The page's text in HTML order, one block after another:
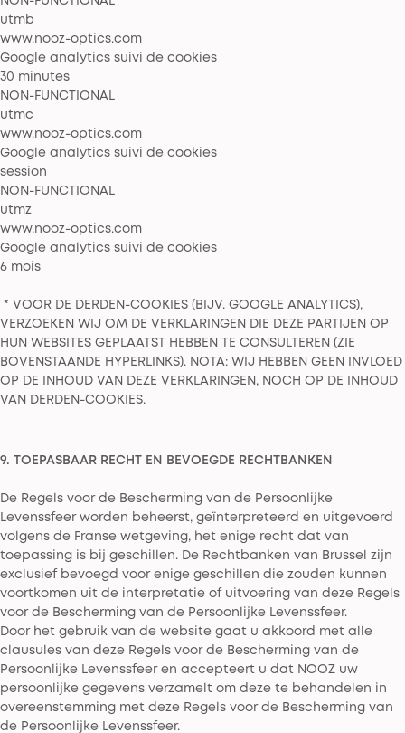
utmb
www.nooz-optics.com
Google analytics suivi de cookies
30 minutes
NON-FUNCTIONAL
utmc
www.nooz-optics.com
Google analytics suivi de cookies
session
NON-FUNCTIONAL
utmz
www.nooz-optics.com
Google analytics suivi de cookies
6 mois
* VOOR DE DERDEN-COOKIES (BIJV. GOOGLE ANALYTICS),
VERZOEKEN WIJ OM DE VERKLARINGEN DIE DEZE PARTIJEN OP
HUN WEBSITES GEPLAATST HEBBEN TE CONSULTEREN (ZIE
BOVENSTAANDE HYPERLINKS). NOTA: WIJ HEBBEN GEEN INVLOED
OP DE INHOUD VAN DEZE VERKLARINGEN, NOCH OP DE INHOUD
VAN DERDEN-COOKIES.
9. TOEPASBAAR RECHT EN BEVOEGDE RECHTBANKEN
De Regels voor de Bescherming van de Persoonlijke
Levenssfeer worden beheerst, geïnterpreteerd en uitgevoerd
volgens de Franse wetgeving, het enige recht dat van
toepassing is bij geschillen. De Rechtbanken van Brussel zijn
exclusief bevoegd voor enige geschillen die zouden kunnen
voortkomen uit de interpretatie of uitvoering van deze Regels
voor de Bescherming van de Persoonlijke Levenssfeer.
Door het gebruik van de website gaat u akkoord met alle
clausules van deze Regels voor de Bescherming van de
Persoonlijke Levenssfeer en accepteert u dat NOOZ uw
persoonlijke gegevens verzamelt om deze te behandelen in
overeenstemming met deze Regels voor de Bescherming van
de Persoonlijke Levenssfeer.